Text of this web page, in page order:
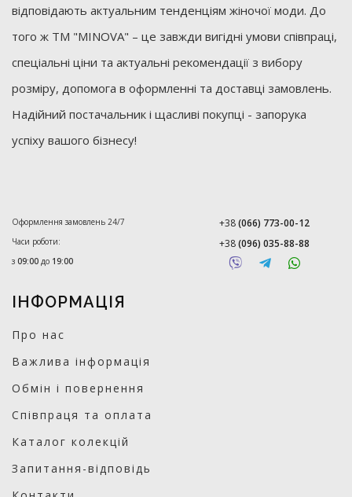
відповідають актуальним тенденціям жіночої моди. До
того ж ТМ "MINOVA" – це завжди вигідні умови співпраці,
спеціальні ціни та актуальні рекомендації з вибору
розміру, допомога в оформленні та доставці замовлень.
Надійний постачальник і щасливі покупці - запорука
успіху вашого бізнесу!
Оформлення замовлень 24/7
Часи роботи:
з 09:00 до 19:00
+38(066) 773-00-12
+38(096) 035-88-88
ІНФОРМАЦІЯ
Про нас
Важлива інформація
Обмін і повернення
Співпраця та оплата
Каталог колекцій
Запитання-відповідь